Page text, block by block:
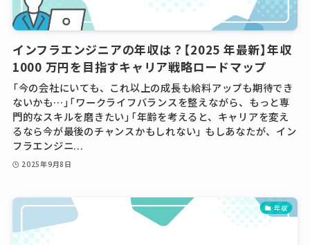
インフラエンジニアの年収は？【2025 年最新】年収
1000 万円を目指すキャリア戦略ロードマップ
「今の会社にいても、これ以上の成長も給料アップも期待でき
ないかも…」「ワークライフバランスを整えながら、もっと専
門的なスキルを磨きたい」「年齢を考えると、キャリアを変え
るなら今が最後のチャンスかもしれない」 もしあなたが、イン
フラエンジニ...
2025年9月8日
年収